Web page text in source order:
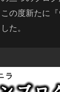
の度新たに
た。